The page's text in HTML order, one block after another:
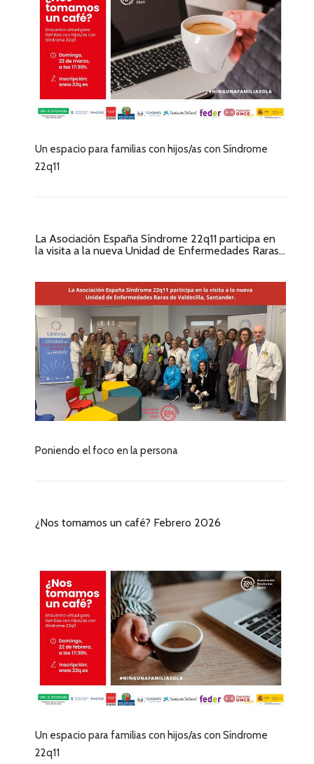
Un espacio para familias con hijos/as con Síndrome
22q11
La Asociación España Síndrome 22q11 participa en
la visita a la nueva Unidad de Enfermedades Raras...
Poniendo el foco en la persona
¿Nos tomamos un café? Febrero 2026
Un espacio para familias con hijos/as con Síndrome
22q11